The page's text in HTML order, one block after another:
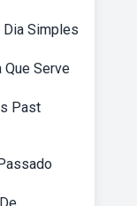
Simples
Que Serve
Past